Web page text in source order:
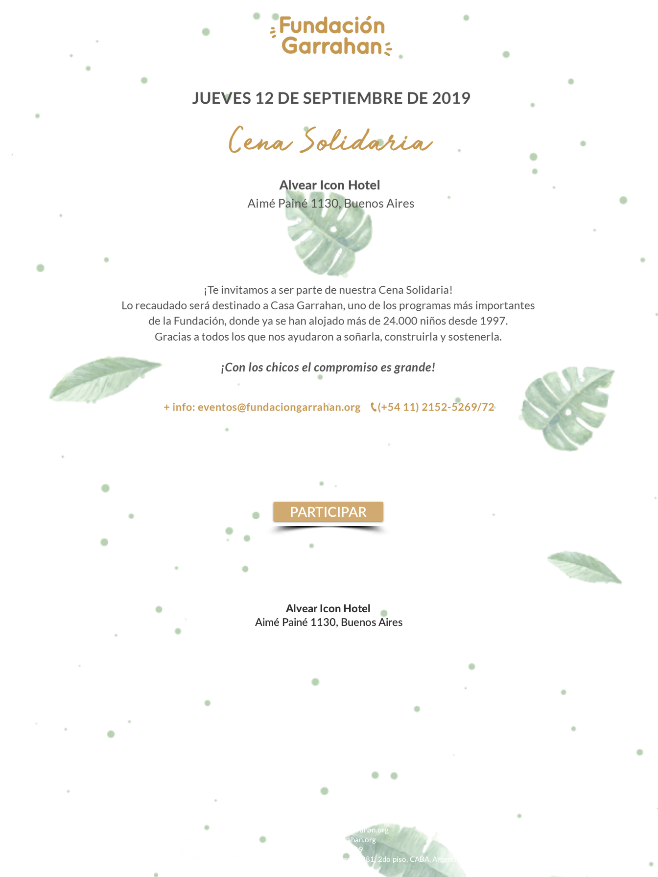
PARTICIPAR
Alvear Icon Hotel
Aimé Painé 1130, Buenos Aires
fundaciongarrahan.org
www.fundaciongarrahan.org
(+54 11) 2152 5263 /69
Combate de los Pozos 1881, 2do piso, CABA, Argentina.